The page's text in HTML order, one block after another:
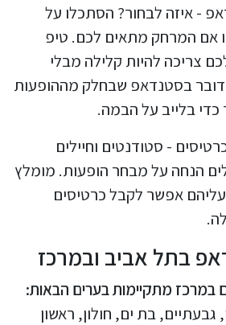
- איזה לבחור? הסתכלו על
אם המרחק מתאים לכם. טיפ
צריכה להיות קלילה מבלי
בסטנדאפ שבחלק מההופעות
כדי בלייב על הבמה.
- סטודנטים וחיילים
הנחה על מבחר הופעות. מומלץ
אפשר לקבל כרטיסים
בתל אביב ובמרכז
במרכז מתקיימות בערים הבאות:
בת ים, חולון, ראשון